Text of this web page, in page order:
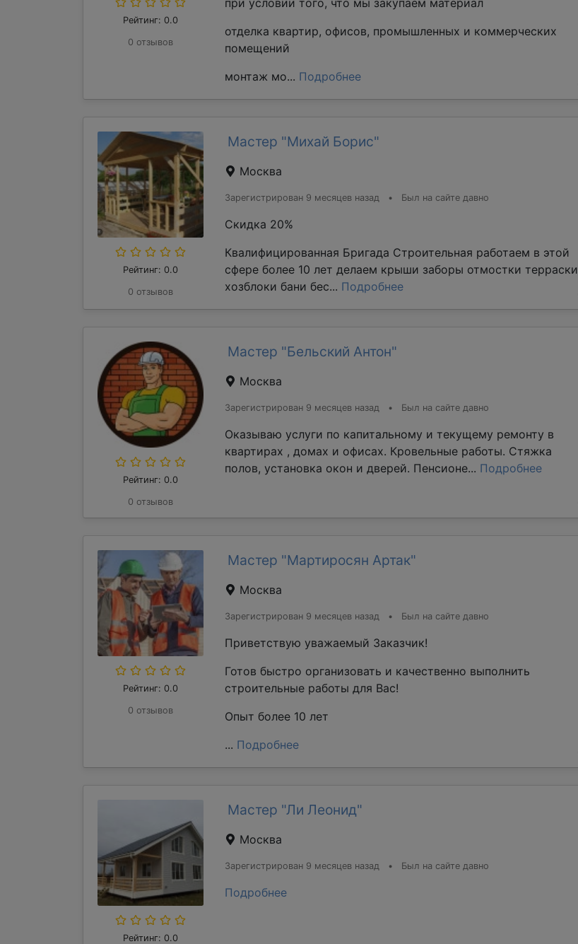
Рейтинг: 0.0
0 отзывов
при условии того, что мы закупаем материал
отделка квартир, офисов, промышленных и коммерческих
помещений
монтаж мо... Подробнее
Рейтинг: 0.0
0 отзывов
Мастер "Михай Борис"
Москва
Зарегистрирован 9 месяцев назад • Был на сайте давно
Скидка 20%
Квалифицированная Бригада Строительная работаем в этой
сфере более 10 лет делаем крыши заборы отмостки терраски
хозблоки бани бес... Подробнее
Рейтинг: 0.0
0 отзывов
Мастер "Бельский Антон"
Москва
Зарегистрирован 9 месяцев назад • Был на сайте давно
Оказываю услуги по капитальному и текущему ремонту в
квартирах , домах и офисах. Кровельные работы. Стяжка
полов, установка окон и дверей. Пенсионе... Подробнее
Рейтинг: 0.0
0 отзывов
Мастер "Мартиросян Артак"
Москва
Зарегистрирован 9 месяцев назад • Был на сайте давно
Приветствую уважаемый Заказчик!
Готов быстро организовать и качественно выполнить
строительные работы для Вас!
Опыт более 10 лет
... Подробнее
Рейтинг: 0.0
Мастер "Ли Леонид"
Москва
Зарегистрирован 9 месяцев назад • Был на сайте давно
Подробнее